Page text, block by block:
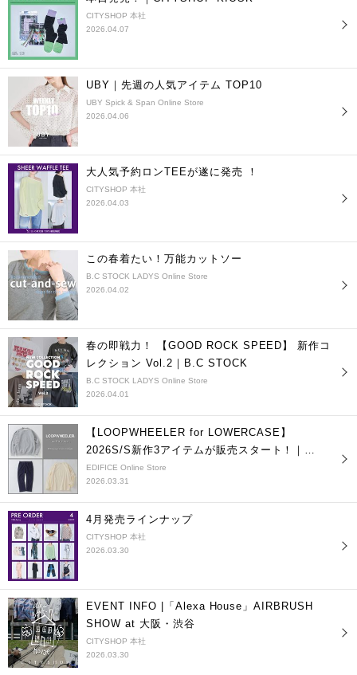
CITYSHOP 本社
2026.04.07
UBY｜先週の人気アイテム TOP10
UBY Spick & Span Online Store
2026.04.06
大人気予約ロンTEEが遂に発売 ！
CITYSHOP 本社
2026.04.03
この春着たい！万能カットソー
B.C STOCK LADYS Online Store
2026.04.02
春の即戦力！ 【GOOD ROCK SPEED】 新作コ
レクション Vol.2｜B.C STOCK
B.C STOCK LADYS Online Store
2026.04.01
【LOOPWHEELER for LOWERCASE】
2026S/S新作3アイテムが販売スタート！｜
EDIFICE
EDIFICE Online Store
2026.03.31
4月発売ラインナップ
CITYSHOP 本社
2026.03.30
EVENT INFO |「Alexa House」AIRBRUSH
SHOW at 大阪・渋谷
CITYSHOP 本社
2026.03.30